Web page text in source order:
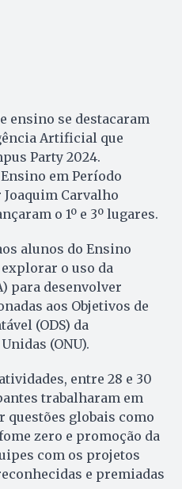
ensino se destacaram
Artificial que
Party 2024.
em Período
Carvalho
o 1º e 3º lugares.
alunos do Ensino
o uso da
para desenvolver
aos Objetivos de
(ODS) da
(ONU).
entre 28 e 30
trabalharam em
globais como
zero e promoção da
com os projetos
e premiadas